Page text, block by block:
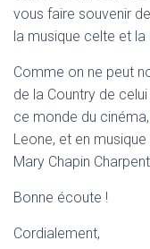
vous faire souvenir
la musique celte et
Comme on ne peut
de la Country de
ce monde du
Leone, et en
Mary Chapin
Bonne écoute !
Cordialement,